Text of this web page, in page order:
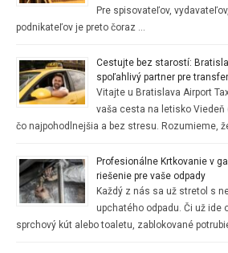
Pre spisovateľov,
podnikateľov je preto čoraz …
Cestujte bez starostí:
spoľahlivý partner pre
Vitajte u Bratislava Airport
vaša cesta na letisko Viedeň
čo najpohodlnejšia a bez stresu. Rozumieme,
Profesionálne Krtkovanie v
riešenie pre vaše odpady
Každý z nás sa už stretol s
upchatého odpadu. Či už ide
sprchový kút alebo toaletu, zablokované